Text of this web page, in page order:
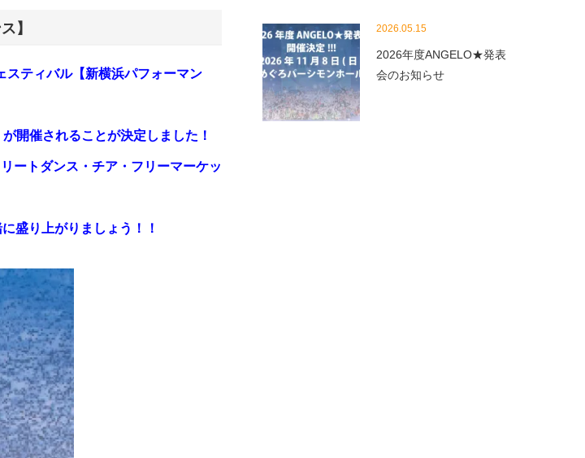
】
スティバル【新横浜パフォーマン
開催されることが決定しました！
ートダンス・チア・フリーマーケッ
盛り上がりましょう！！
2026.05.15
2026年度ANGELO★発表
会のお知らせ